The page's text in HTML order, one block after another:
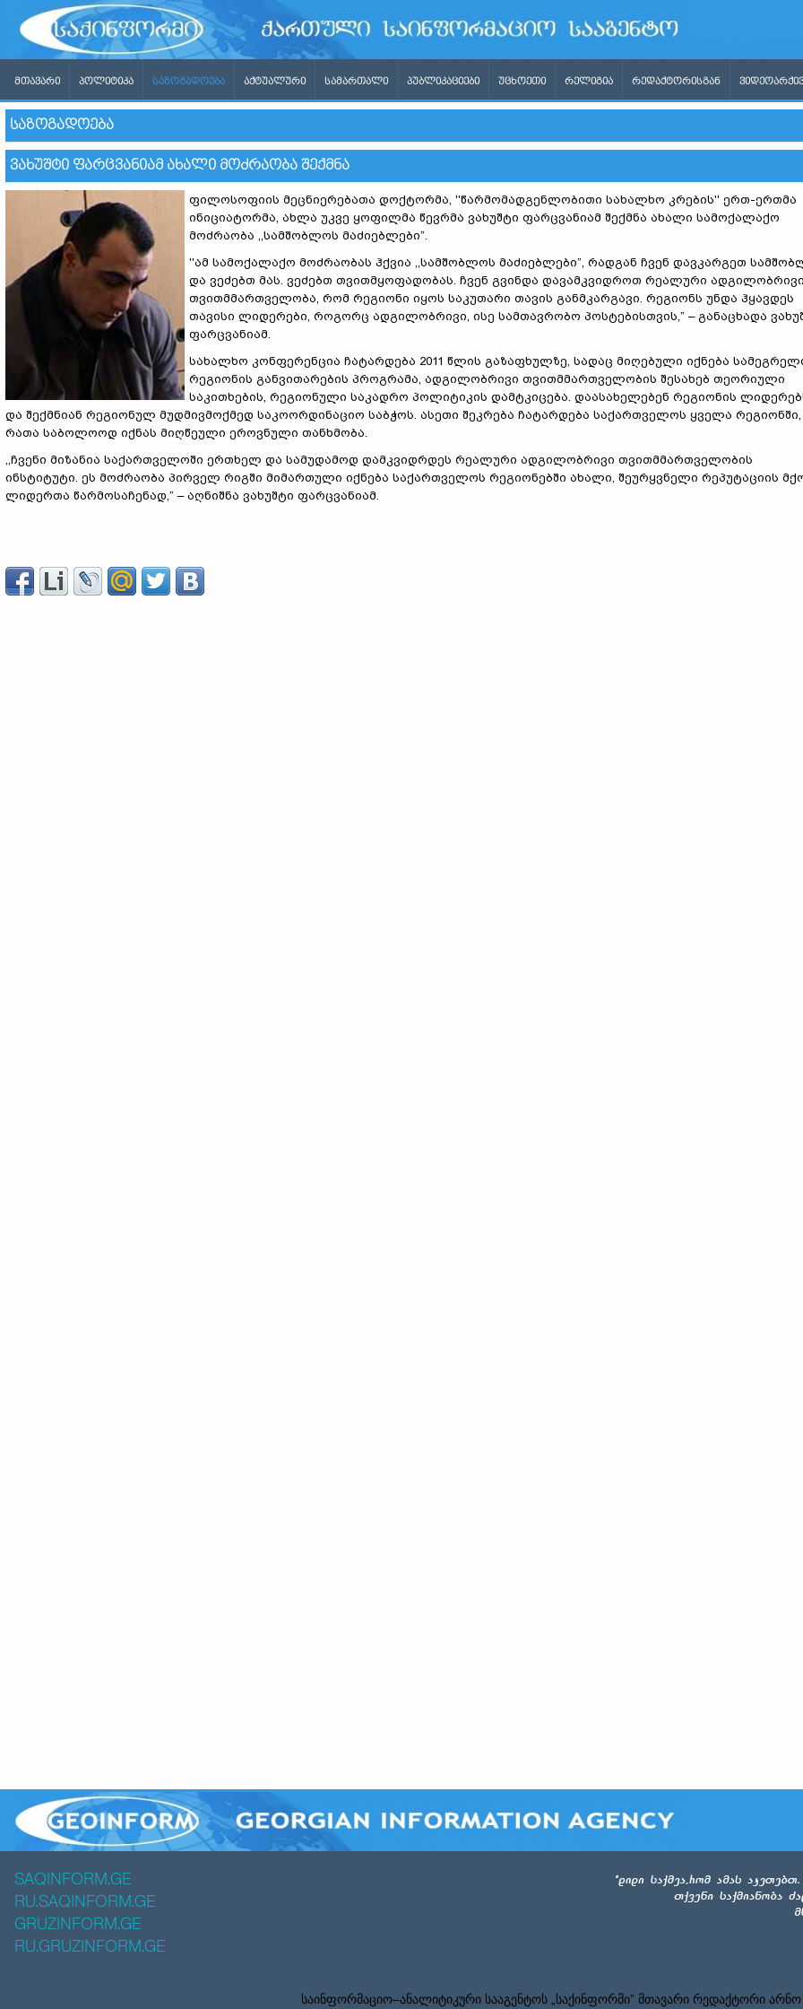
ᲛᲗᲐᲕᲐᲠᲘ ᲞᲝᲚᲘᲢᲘᲙᲐ ᲡᲐᲖᲝᲒᲐᲓᲝᲔᲑᲐ ᲐᲥᲢᲣᲐᲚᲣᲠᲘ ᲡᲐᲛᲐᲠᲗᲐᲚᲘ ᲞᲣᲑᲚᲘᲙᲐᲪᲘᲔᲑᲘ ᲣᲪᲮᲝᲔᲗᲘ ᲠᲔᲚᲘᲒᲘᲐ ᲠᲔᲓᲐᲥᲢᲝᲠᲘᲡᲒᲐᲜ
ᲡᲐᲖᲝᲒᲐᲓᲝᲔᲑᲐ
ᲕᲐᲮᲣᲨᲢᲘ ᲤᲐᲠᲪᲕᲐᲜᲘᲐᲛ ᲐᲮᲐᲚᲘ ᲛᲝᲫᲠᲐᲝᲑᲐ ᲨᲔᲥᲛᲜᲐ
ფილოსოფიის მეცნიერებათა დოქტორმა, ''წარმომადგენლობითი სახალხო კრების'' ერთ-ერთმა
ინიციატორმა, ახლა უკვე ყოფილმა წევრმა ვახუშტი ფარცვანიამ შექმნა ახალი სამოქალაქო
მოძრაობა ,,სამშობლოს მაძიებლები”.
''ამ სამოქალაქო მოძრაობას ჰქვია ,,სამშობლოს მაძიებლები”, რადგან ჩვენ დავკარგეთ
და ვეძებთ მას. ვეძებთ თვითმყოფადობას. ჩვენ გვინდა დავამკვიდროთ რეალური
თვითმმართველობა, რომ რეგიონი იყოს საკუთარი თავის განმკარგავი. რეგიონს უნდა ჰყავდეს
თავისი ლიდერები, როგორც ადგილობრივი, ისე სამთავრობო პოსტებისთვის,” – განაცხადა
ფარცვანიამ.
სახალხო კონფერენცია ჩატარდება 2011 წლის გაზაფხულზე, სადაც მიღებული იქნება
რეგიონის განვითარების პროგრამა, ადგილობრივი თვითმმართველობის შესახებ თეორიული
საკითხების, რეგიონული საკადრო პოლიტიკის დამტკიცება. დაასახელებენ რეგიონის
და შექმნიან რეგიონულ მუდმივმოქმედ საკოორდინაციო საბჭოს. ასეთი შეკრება ჩატარდება საქართველოს ყველა რეგიონში,
რათა საბოლოოდ იქნას მიღწეული ეროვნული თანხმობა.
,,ჩვენი მიზანია საქართველოში ერთხელ და სამუდამოდ დამკვიდრდეს რეალური ადგილობრივი თვითმმართველობის
ინსტიტუტი. ეს მოძრაობა პირველ რიგში მიმართული იქნება საქართველოს რეგიონებში ახალი, შეურყვნელი რეპუტაციის
ლიდერთა წარმოსაჩენად,” – აღნიშნა ვახუშტი ფარცვანიამ.
SAQINFORM.GE
RU.SAQINFORM.GE
GRUZINFORM.GE
RU.GRUZINFORM.GE
საინფორმაციო–ანალიტიკური სააგენტოს „საქინფორმი” მთავარი რედაქტორი